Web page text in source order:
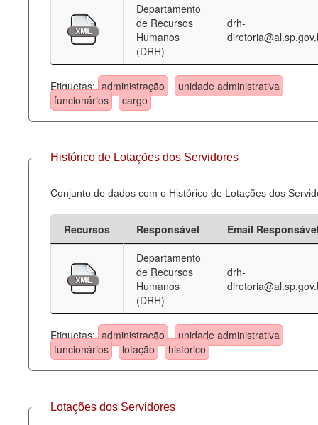
Administração
Legislação
Agenda
Perguntas frequentes
Contato
Departamento
de Recursos
Humanos
(DRH)
drh-
Etiquetas: administração
unidade administrativa
funcionários
cargo
Histórico de Lotações dos Servidores
Conjunto de dados com o Histórico de Lotações dos
Recursos Responsável
Email
Departamento
de Recursos
Humanos
(DRH)
drh-
Etiquetas: administração
unidade administrativa
funcionários
lotação histórico
Lotações dos Servidores